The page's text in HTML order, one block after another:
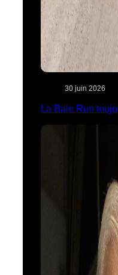
30 juin 2026
La Baie Run